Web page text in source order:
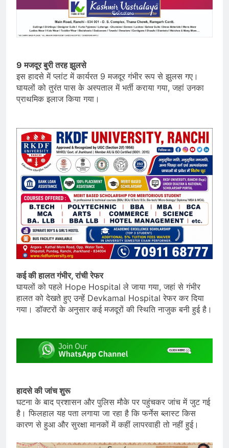
9 मजदूर बुरी तरह झुलसे
इस हादसे में प्लांट में कार्यरत 9 मजदूर गंभीर रूप से झुलस गए।
घायलों को तुरंत पास के अस्पताल में भर्ती कराया गया, जहां उनका
प्राथमिक इलाज किया गया।
कई की हालत गंभीर, रांची रेफर
घायलों को पहले Hope Hospital ले जाया गया, जहां से गंभीर
हालत को देखते हुए उन्हें Devkamal Hospital रेफर कर दिया
गया। डॉक्टरों के अनुसार कई मजदूरों की स्थिति नाजुक बनी हुई है।
हादसे की जांच शुरू
घटना के बाद प्रशासन और पुलिस मौके पर पहुंचकर जांच में जुट गई
है। फिलहाल यह पता लगाया जा रहा है कि फर्नेस ब्लास्ट किस
कारण से हुआ और सुरक्षा मानकों में कहीं लापरवाही तो नहीं हुई।